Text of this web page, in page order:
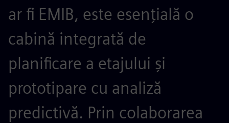
ar fi EMIB, este esențială o
cabină integrată de
planificare a etajului și
prototipare cu analiză
predictivă. Prin colaborarea